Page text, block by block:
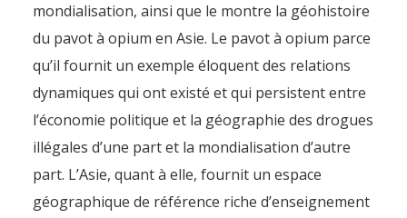
mondialisation, ainsi que le montre la géohistoire
du pavot à opium en Asie. Le pavot à opium parce
qu’il fournit un exemple éloquent des relations
dynamiques qui ont existé et qui persistent entre
l’économie politique et la géographie des drogues
illégales d’une part et la mondialisation d’autre
part. L’Asie, quant à elle, fournit un espace
géographique de référence riche d’enseignement